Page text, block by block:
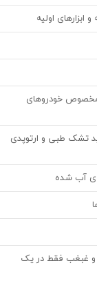
اولیه
خودروهای
تشک طبی و ارتوپدی
آب شده
و غبغب فقط در یک